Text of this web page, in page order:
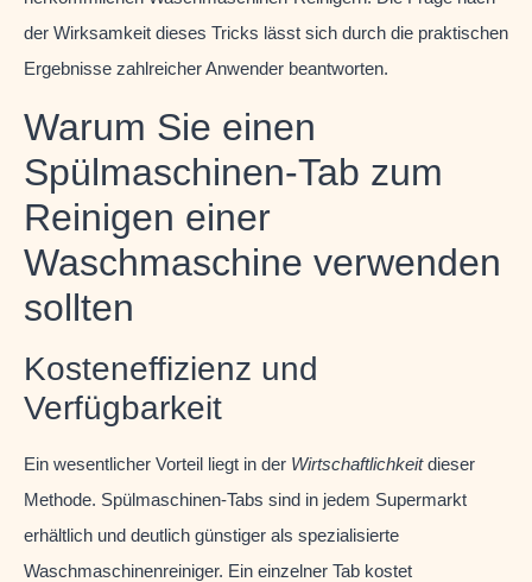
der Wirksamkeit dieses Tricks lässt sich durch die praktischen
Ergebnisse zahlreicher Anwender beantworten.
Warum Sie einen
Spülmaschinen-Tab zum
Reinigen einer
Waschmaschine verwenden
sollten
Kosteneffizienz und
Verfügbarkeit
Ein wesentlicher Vorteil liegt in der Wirtschaftlichkeitdieser
Methode. Spülmaschinen-Tabs sind in jedem Supermarkt
erhältlich und deutlich günstiger als spezialisierte
Waschmaschinenreiniger. Ein einzelner Tab kostet